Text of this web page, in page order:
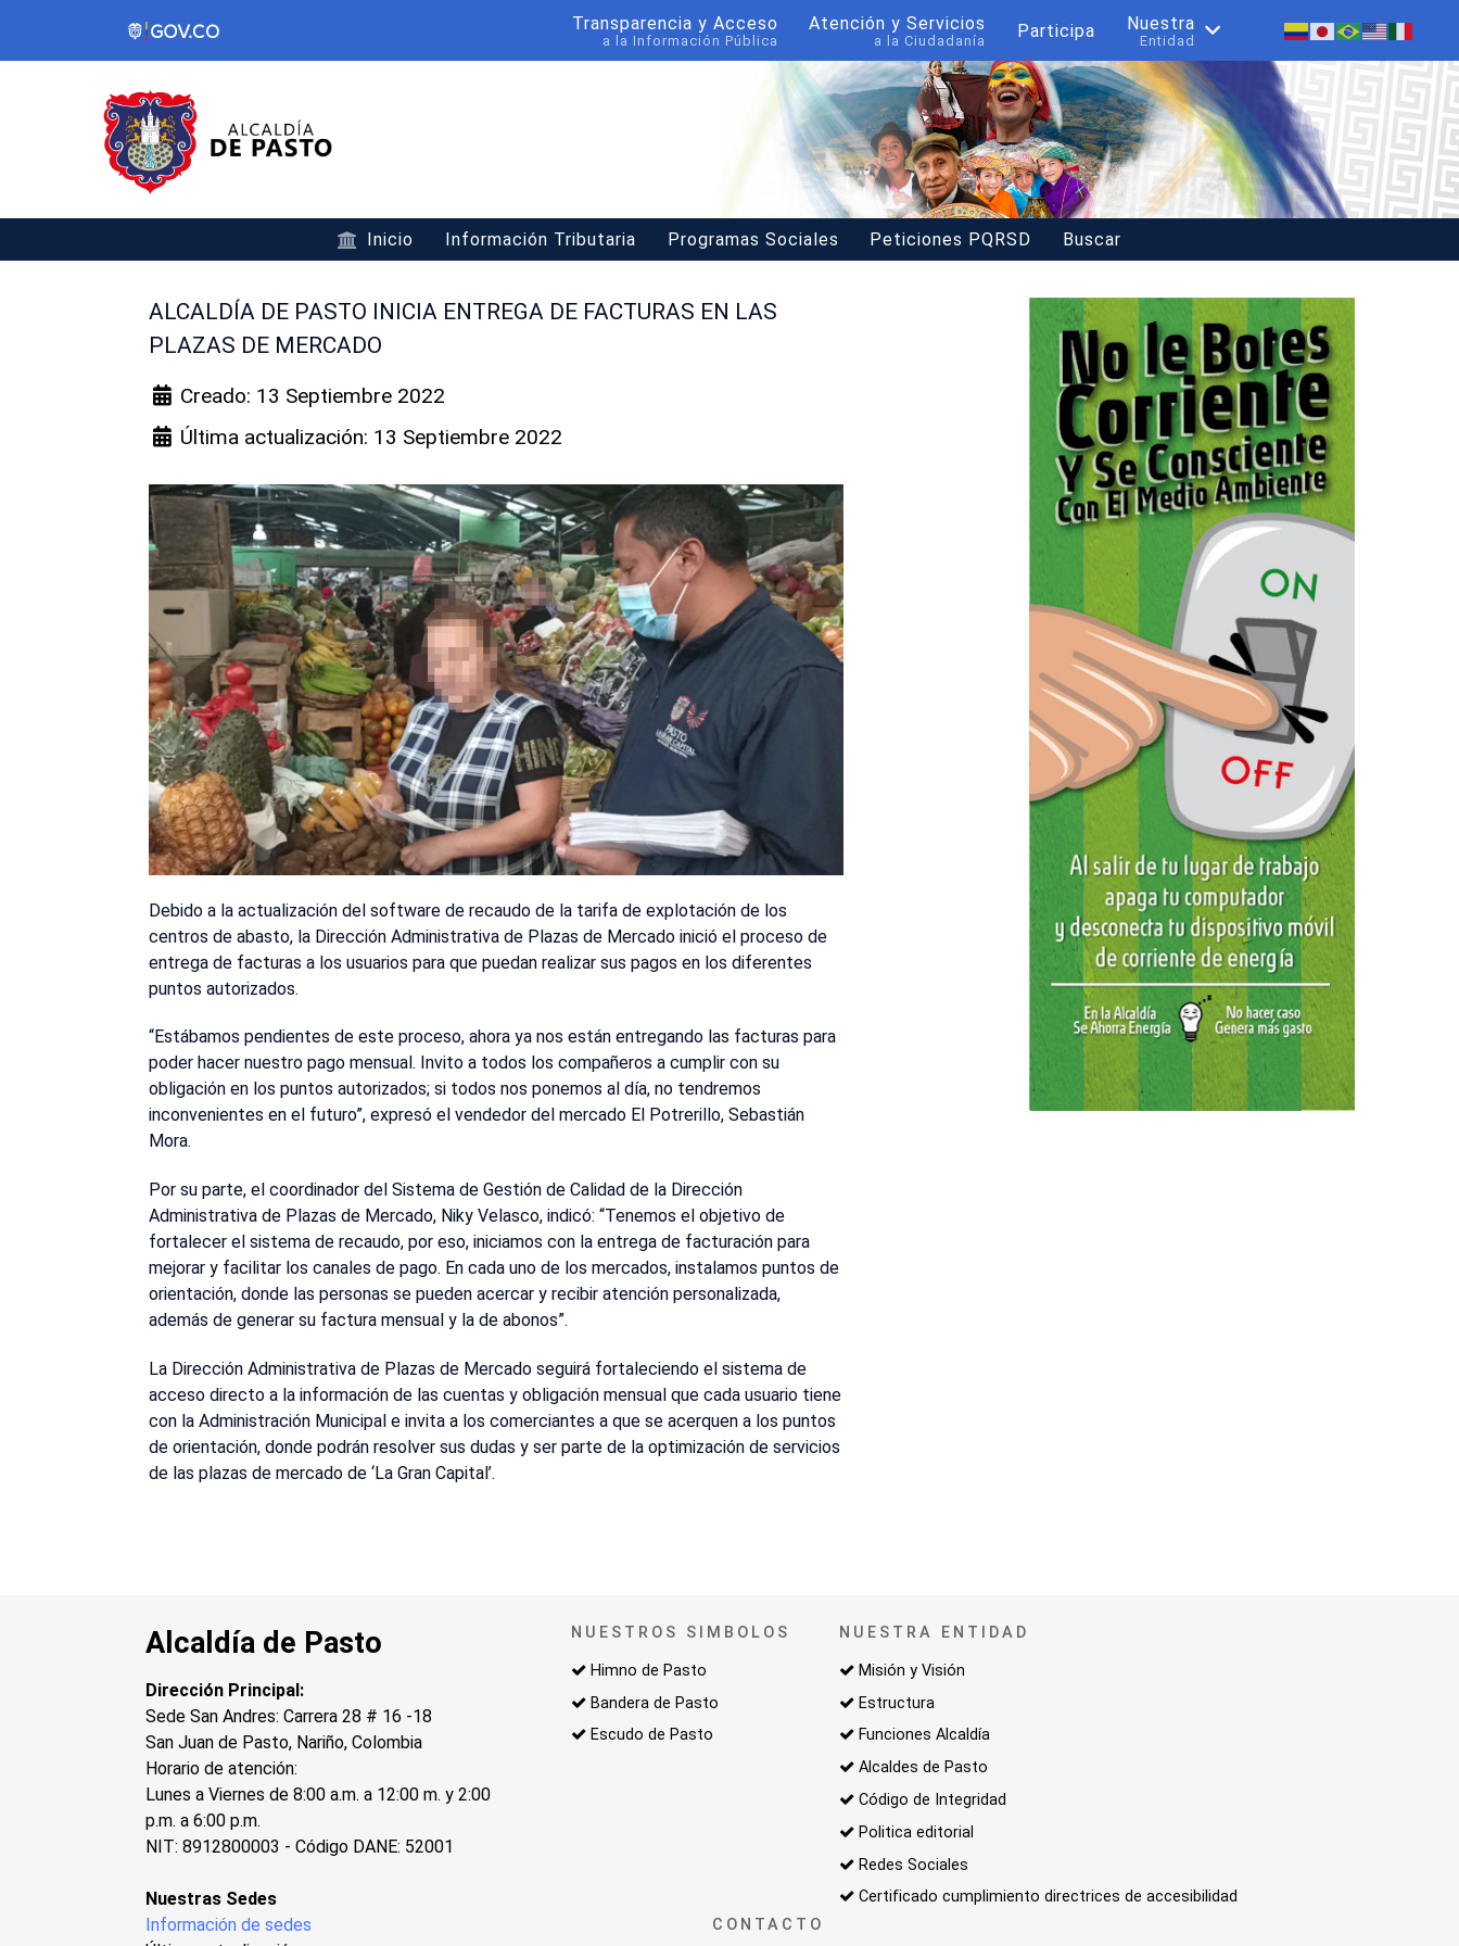
Transparencia y Acceso
a la Información Pública
Atención y Servicios
a la Ciudadanía Participa Nuestra
Entidad
Inicio Información Tributaria Programas Sociales Peticiones PQRSD Buscar
ALCALDÍA DE PASTO INICIA ENTREGA DE FACTURAS EN LAS
PLAZAS DE MERCADO
Creado: 13 Septiembre 2022
Última actualización: 13 Septiembre 2022
Debido a la actualización del software de recaudo de la tarifa de explotación de los
centros de abasto, la Dirección Administrativa de Plazas de Mercado inició el proceso de
entrega de facturas a los usuarios para que puedan realizar sus pagos en los diferentes
puntos autorizados.
“Estábamos pendientes de este proceso, ahora ya nos están entregando las facturas para
poder hacer nuestro pago mensual. Invito a todos los compañeros a cumplir con su
obligación en los puntos autorizados; si todos nos ponemos al día, no tendremos
inconvenientes en el futuro”, expresó el vendedor del mercado El Potrerillo, Sebastián
Mora.
Por su parte, el coordinador del Sistema de Gestión de Calidad de la Dirección
Administrativa de Plazas de Mercado, Niky Velasco, indicó: “Tenemos el objetivo de
fortalecer el sistema de recaudo, por eso, iniciamos con la entrega de facturación para
mejorar y facilitar los canales de pago. En cada uno de los mercados, instalamos puntos de
orientación, donde las personas se pueden acercar y recibir atención personalizada,
además de generar su factura mensual y la de abonos”.
La Dirección Administrativa de Plazas de Mercado seguirá fortaleciendo el sistema de
acceso directo a la información de las cuentas y obligación mensual que cada usuario tiene
con la Administración Municipal e invita a los comerciantes a que se acerquen a los puntos
de orientación, donde podrán resolver sus dudas y ser parte de la optimización de servicios
de las plazas de mercado de ‘La Gran Capital’.
Alcaldía de Pasto
Dirección Principal:
Sede San Andres: Carrera 28 # 16 -18
San Juan de Pasto, Nariño, Colombia
Horario de atención:
Lunes a Viernes de 8:00 a.m. a 12:00 m. y 2:00
p.m. a 6:00 p.m.
NIT: 8912800003 - Código DANE: 52001
Nuestras Sedes
Información de sedes
NUESTROS SIMBOLOS
Himno de Pasto
Bandera de Pasto
Escudo de Pasto
NUESTRA ENTIDAD
Misión y Visión
Estructura
Funciones Alcaldía
Alcaldes de Pasto
Código de Integridad
Politica editorial
Redes Sociales
Certificado cumplimiento directrices de accesibilidad
CONTACTO